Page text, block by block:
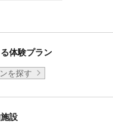
体験プラン
を探す
設